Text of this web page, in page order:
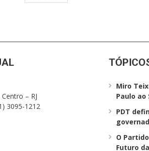
– RJ
3095-1212
Miro
Paulo ao
PDT
O
Futuro